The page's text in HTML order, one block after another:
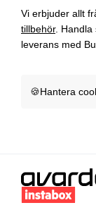
Vi erbjuder allt
tillbehör. Handla
leverans med
🍪Hantera